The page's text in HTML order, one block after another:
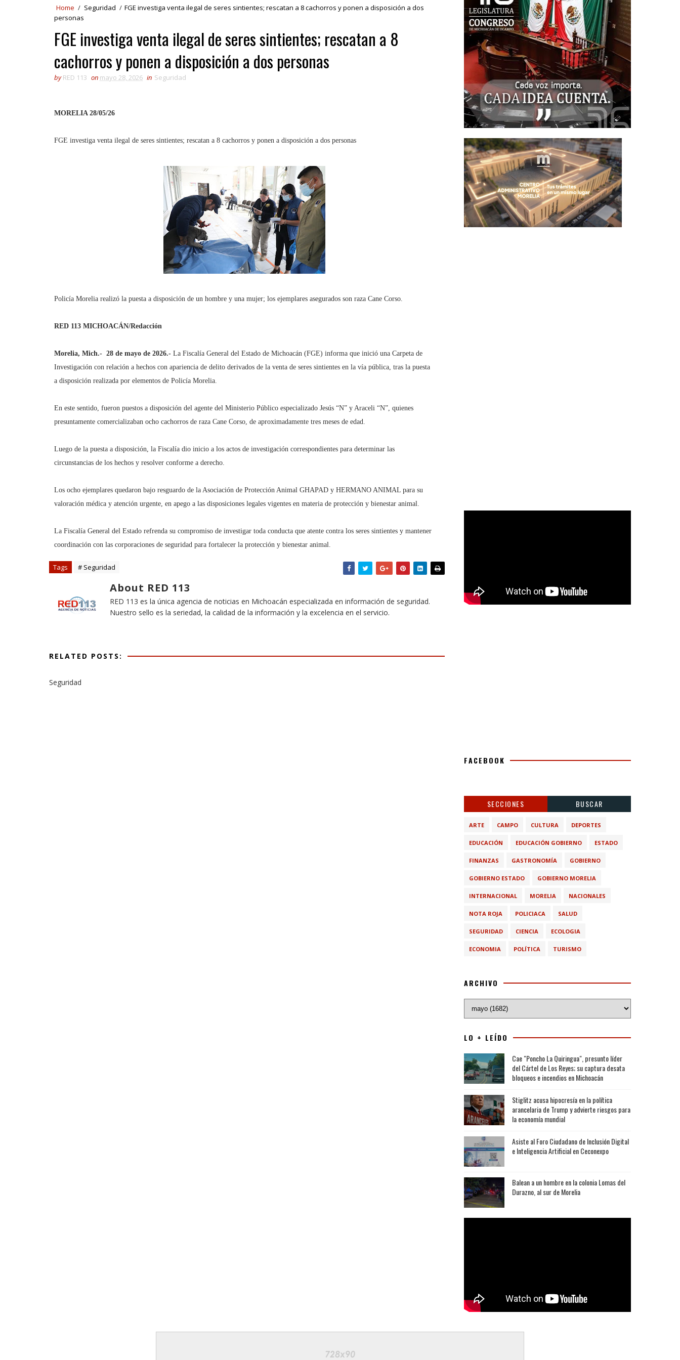
Home / Seguridad / FGE investiga venta ilegal de seres sintientes; rescatan a 8 cachorros y ponen a disposición a dos
personas
FGE investiga venta ilegal de seres sintientes; rescatan a 8
cachorros y ponen a disposición a dos personas
by RED 113 on mayo 28, 2026 in Seguridad
MORELIA 28/05/26
FGE investiga venta ilegal de seres sintientes; rescatan a 8 cachorros y ponen a disposición a dos personas
Policía Morelia realizó la puesta a disposición de un hombre y una mujer; los ejemplares asegurados son raza Cane Corso.
RED 113 MICHOACÁN/Redacción
Morelia, Mich.- 28 de mayo de 2026.- La Fiscalía General del Estado de Michoacán (FGE) informa que inició una Carpeta de
Investigación con relación a hechos con apariencia de delito derivados de la venta de seres sintientes en la vía pública, tras la puesta
a disposición realizada por elementos de Policía Morelia.
En este sentido, fueron puestos a disposición del agente del Ministerio Público especializado Jesús “N” y Araceli “N”, quienes
presuntamente comercializaban ocho cachorros de raza Cane Corso, de aproximadamente tres meses de edad.
Luego de la puesta a disposición, la Fiscalía dio inicio a los actos de investigación correspondientes para determinar las
circunstancias de los hechos y resolver conforme a derecho.
Los ocho ejemplares quedaron bajo resguardo de la Asociación de Protección Animal GHAPAD y HERMANO ANIMAL para su
valoración médica y atención urgente, en apego a las disposiciones legales vigentes en materia de protección y bienestar animal.
La Fiscalía General del Estado refrenda su compromiso de investigar toda conducta que atente contra los seres sintientes y mantener
coordinación con las corporaciones de seguridad para fortalecer la protección y bienestar animal.
Tags # Seguridad
About RED 113
RED 113 es la única agencia de noticias en Michoacán especializada en información de seguridad.
Nuestro sello es la seriedad, la calidad de la información y la excelencia en el servicio.
RELATED POSTS:
Seguridad
FACEBOOK
SECCIONES BUSCAR
ARTE CAMPO CULTURA DEPORTES
EDUCACIÓN EDUCACIÓN GOBIERNO ESTADO
FINANZAS GASTRONOMÍA GOBIERNO
GOBIERNO ESTADO GOBIERNO MORELIA
INTERNACIONAL MORELIA NACIONALES
NOTA ROJA POLICIACA SALUD
SEGURIDAD CIENCIA ECOLOGIA
ECONOMIA POLÍTICA TURISMO
ARCHIVO
LO + LEÍDO
Cae "Poncho La Quiringua", presunto líder
del Cártel de Los Reyes; su captura desata
bloqueos e incendios en Michoacán
Stiglitz acusa hipocresía en la política
arancelaria de Trump y advierte riesgos para
la economía mundial
Asiste al Foro Ciudadano de Inclusión Digital
e Inteligencia Artificial en Ceconexpo
Balean a un hombre en la colonia Lomas del
Durazno, al sur de Morelia